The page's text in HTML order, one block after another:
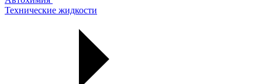
Технические жидкости